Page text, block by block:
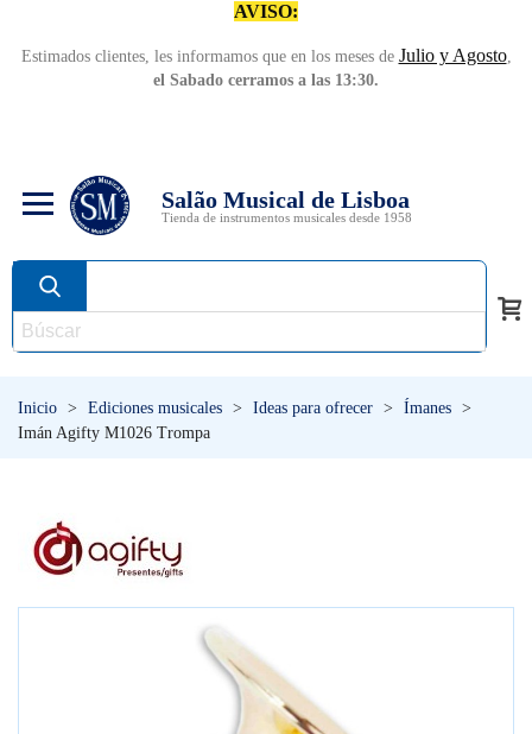
AVISO:
Estimados clientes, les informamos que en los meses de Julio y Agosto,
el Sabado cerramos a las 13:30.
Salão Musical de Lisboa
Tienda de instrumentos musicales desde 1958
Inicio > Ediciones musicales > Ideas para ofrecer > Ímanes >
Imán Agifty M1026 Trompa